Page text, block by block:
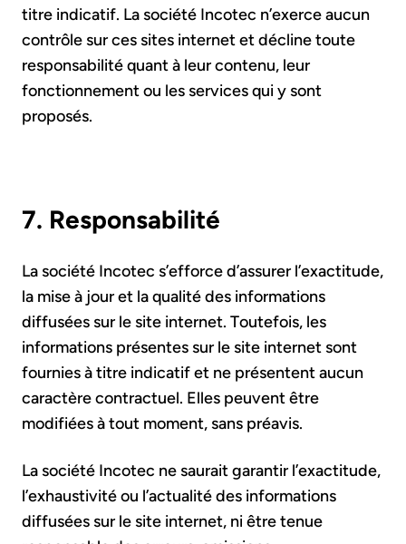
titre indicatif. La société Incotec n’exerce aucun
contrôle sur ces sites internet et décline toute
responsabilité quant à leur contenu, leur
fonctionnement ou les services qui y sont
proposés.
7. Responsabilité
La société Incotec s’efforce d’assurer l’exactitude,
la mise à jour et la qualité des informations
diffusées sur le site internet. Toutefois, les
informations présentes sur le site internet sont
fournies à titre indicatif et ne présentent aucun
caractère contractuel. Elles peuvent être
modifiées à tout moment, sans préavis.
La société Incotec ne saurait garantir l’exactitude,
l’exhaustivité ou l’actualité des informations
diffusées sur le site internet, ni être tenue